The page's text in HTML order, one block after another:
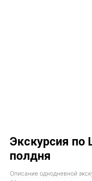
Экскурсия по
полдня
Описание однодневной